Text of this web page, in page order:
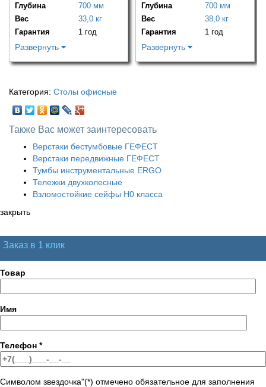
Глубина
700 мм
Вес
33,0 кг
Гарантия
1 год
Развернуть
Глубина
700 мм
Вес
38,0 кг
Гарантия
1 год
Развернуть
Категория: Столы офисные
Также Вас может заинтересовать
Верстаки бестумбовые ГЕФЕСТ
Верстаки передвижные ГЕФЕСТ
Тумбы инструментальные ERGO
Тележки двухколесные
Взломостойкие сейфы H0 класса
закрыть
Заказ в 1 клик
Товар
Имя
Телефон *
Символом звездочка"(*) отмечено обязательное для заполнения